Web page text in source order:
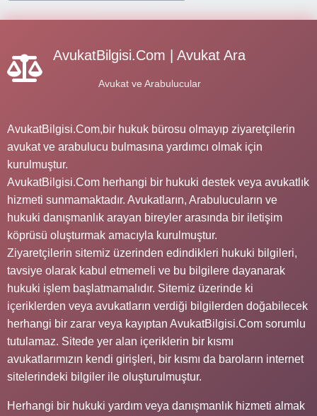
AvukatBilgisi.Com | Avukat Ara
Avukat ve Arabulucular
AvukatBilgisi.Com,bir hukuk bürosu olmayıp ziyaretçilerin
avukat ve arabulucu bulmasına yardımcı olmak için
kurulmuştur.
AvukatBilgisi.Com herhangi bir hukuki destek veya avukatlık
hizmeti sunmamaktadır. Avukatların, Arabulucuların ve
hukuki danışmanlık arayan bireyler arasında bir iletişim
köprüsü oluşturmak amacıyla kurulmuştur.
Ziyaretçilerin sitemiz üzerinden edindikleri hukuki bilgileri,
tavsiye olarak kabul etmemeli ve bu bilgilere dayanarak
hukuki işlem başlatmamalıdır. Sitemiz üzerinde ki
içeriklerden veya avukatların verdiği bilgilerden doğabilecek
herhangi bir zarar veya kayıptan AvukatBilgisi.Com sorumlu
tutulamaz. Sitede yer alan içeriklerin bir kısmı
avukatlarımızın kendi girişleri, bir kısmı da baroların internet
sitelerindeki bilgiler ile oluşturulmuştur.
Herhangi bir hukuki yardım veya danışmanlık hizmeti almak